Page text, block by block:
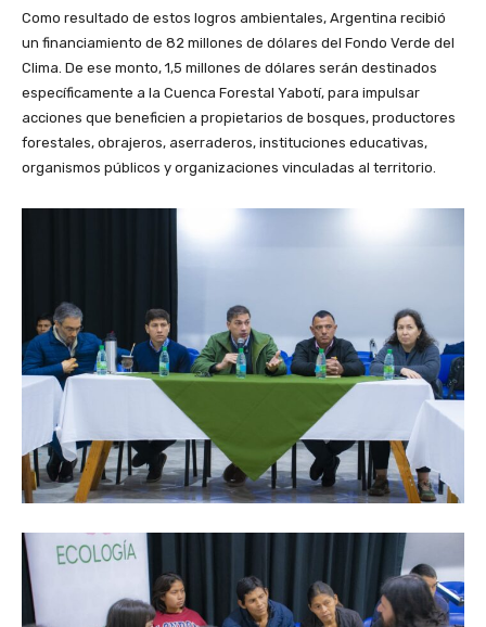
Como resultado de estos logros ambientales, Argentina recibió
un financiamiento de 82 millones de dólares del Fondo Verde del
Clima. De ese monto, 1,5 millones de dólares serán destinados
específicamente a la Cuenca Forestal Yabotí, para impulsar
acciones que beneficien a propietarios de bosques, productores
forestales, obrajeros, aserraderos, instituciones educativas,
organismos públicos y organizaciones vinculadas al territorio.